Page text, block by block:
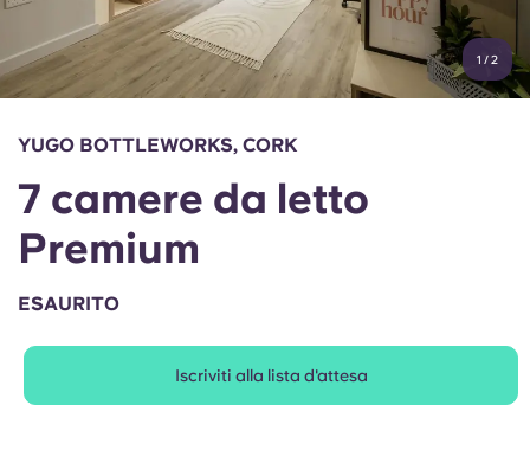
Account Lingua
English (GB)
Chinese
Seleziona un paese
Prenota ora
Portuguese
1 /2
YUGO BOTTLEWORKS, CORK
7 camere da letto
Premium
ESAURITO
Iscriviti alla lista d'attesa